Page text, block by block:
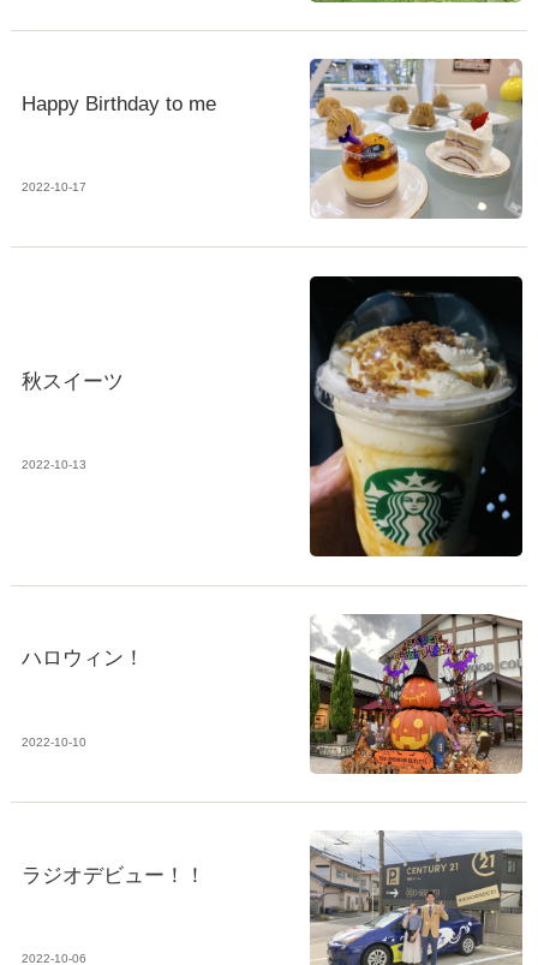
Happy Birthday to me
2022-10-17
秋スイーツ
2022-10-13
ハロウィン！
2022-10-10
ラジオデビュー！！
2022-10-06